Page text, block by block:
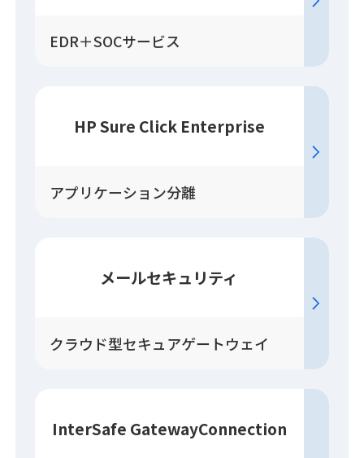
EDR＋SOCサービス
HP Sure Click Enterprise
アプリケーション分離
メールセキュリティ
クラウド型セキュアゲートウェイ
InterSafe GatewayConnection